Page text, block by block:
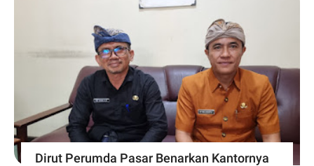
Dirut Perumda Pasar Benarkan Kantornya